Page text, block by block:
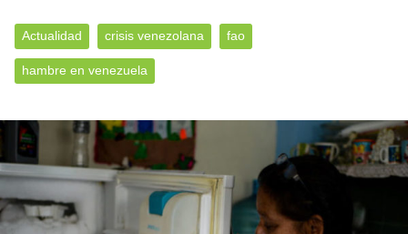
Actualidad crisis venezolana fao
hambre en venezuela